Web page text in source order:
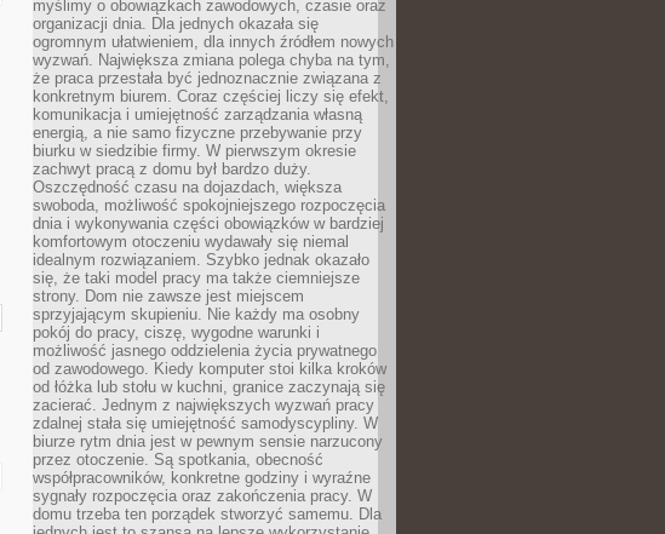
myślimy o obowiązkach zawodowych, czasie oraz
organizacji dnia. Dla jednych okazała się
ogromnym ułatwieniem, dla innych źródłem nowych
wyzwań. Największa zmiana polega chyba na tym,
że praca przestała być jednoznacznie związana z
konkretnym biurem. Coraz częściej liczy się efekt,
komunikacja i umiejętność zarządzania własną
energią, a nie samo fizyczne przebywanie przy
biurku w siedzibie firmy. W pierwszym okresie
zachwyt pracą z domu był bardzo duży.
Oszczędność czasu na dojazdach, większa
swoboda, możliwość spokojniejszego rozpoczęcia
dnia i wykonywania części obowiązków w bardziej
komfortowym otoczeniu wydawały się niemal
idealnym rozwiązaniem. Szybko jednak okazało
się, że taki model pracy ma także ciemniejsze
strony. Dom nie zawsze jest miejscem
sprzyjającym skupieniu. Nie każdy ma osobny
pokój do pracy, ciszę, wygodne warunki i
możliwość jasnego oddzielenia życia prywatnego
od zawodowego. Kiedy komputer stoi kilka kroków
od łóżka lub stołu w kuchni, granice zaczynają się
zacierać. Jednym z największych wyzwań pracy
zdalnej stała się umiejętność samodyscypliny. W
biurze rytm dnia jest w pewnym sensie narzucony
przez otoczenie. Są spotkania, obecność
współpracowników, konkretne godziny i wyraźne
sygnały rozpoczęcia oraz zakończenia pracy. W
domu trzeba ten porządek stworzyć samemu. Dla